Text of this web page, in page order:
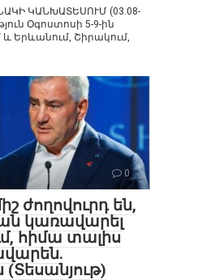
ԿԱՆԽԱՏԵՍՈՒՄ (03.08-
Օգոստոսի 5-9-ին
Երևանում, Շիրակում,
0
ժողովուրդ են,
կառավարել
հիմա տալիս